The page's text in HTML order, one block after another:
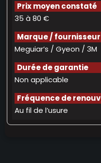
35 à 80 €
Meguiar’s / Gyeon / 3M
Non applicable
Au fil de l’usure